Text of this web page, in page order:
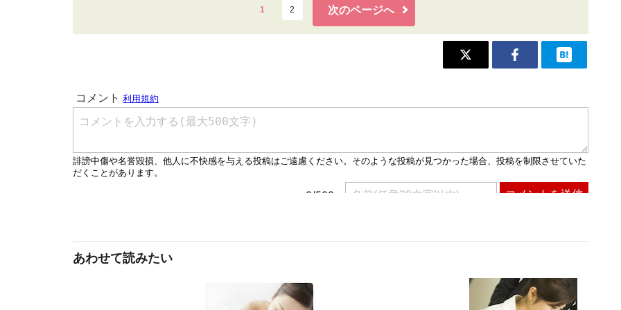
1 2 次のページへ
あわせて読みたい